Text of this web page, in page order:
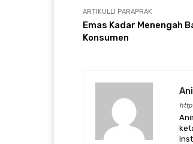
ARTIKULLI PARAPRAK
Emas Kadar Menengah
Konsumen